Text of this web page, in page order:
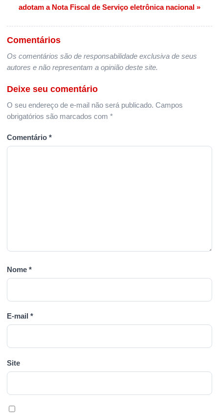
adotam a Nota Fiscal de Serviço eletrônica nacional »
Comentários
Os comentários são de responsabilidade exclusiva de seus
autores e não representam a opinião deste site.
Deixe seu comentário
O seu endereço de e-mail não será publicado. Campos
obrigatórios são marcados com *
Comentário *
Nome *
E-mail *
Site